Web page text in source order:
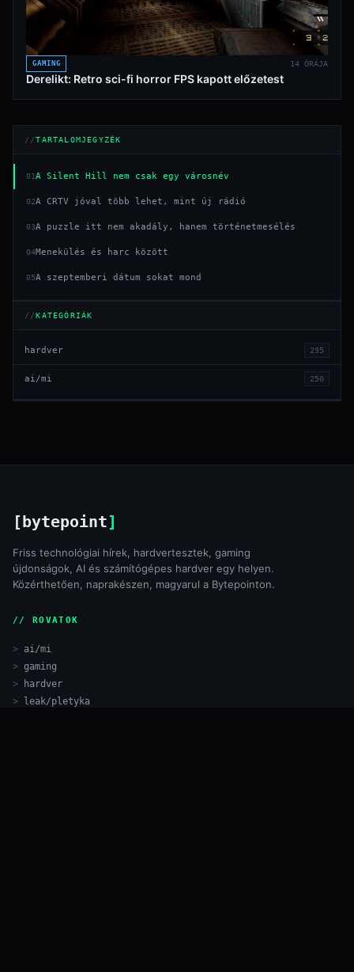
GAMING 14 ÓRÁJA
Derelikt: Retro sci-fi horror FPS kapott előzetest
TARTALOMJEGYZÉK
01A Silent Hill nem csak egy városnév
02A CRTV jóval több lehet, mint új rádió
03A puzzle itt nem akadály, hanem történetmesélés
04Menekülés és harc között
05A szeptemberi dátum sokat mond
KATEGÓRIÁK
hardver 295
ai/mi 250
[bytepoint]
Friss technológiai hírek, hardvertesztek, gaming
újdonságok, AI és számítógépes hardver egy helyen.
Közérthetően, naprakészen, magyarul a Bytepointon.
// ROVATOK
ai/mi
gaming
hardver
leak/pletyka